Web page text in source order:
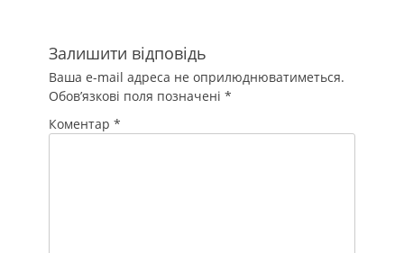
Залишити відповідь
Ваша e-mail адреса не оприлюднюватиметься.
Обов’язкові поля позначені *
Коментар *